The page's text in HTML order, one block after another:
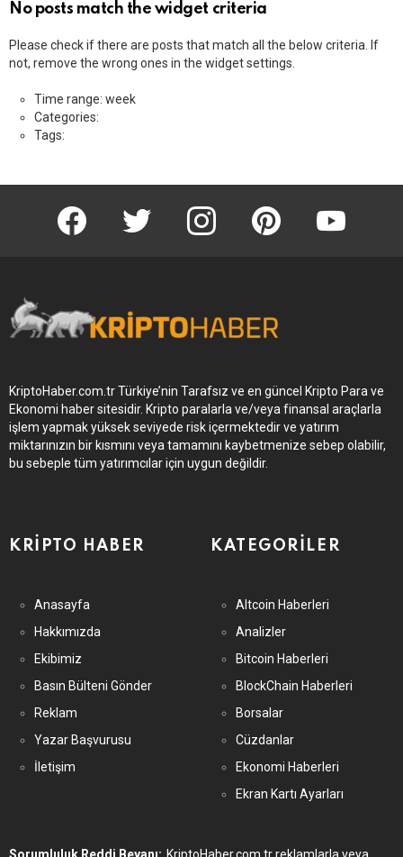
No posts match the widget criteria
Please check if there are posts that match all the below criteria. If
not, remove the wrong ones in the widget settings.
Time range: week
Categories:
Tags:
KriptoHaber Facebook
KriptoHaber TwitterKriptoHaber Instagram
pinterest KriptoHaber
KriptoHaber.com.tr Türkiye’nin Tarafsız ve en güncel Kripto Para ve
Ekonomi haber sitesidir. Kripto paralarla ve/veya finansal araçlarla
işlem yapmak yüksek seviyede risk içermektedir ve yatırım
miktarınızın bir kısmını veya tamamını kaybetmenize sebep olabilir,
bu sebeple tüm yatırımcılar için uygun değildir.
KRIPTO HABER
Anasayfa
Hakkımızda
Ekibimiz
Basın Bülteni Gönder
Reklam
Yazar Başvurusu
İletişim
KATEGORILER
Altcoin Haberleri
Analizler
Bitcoin Haberleri
BlockChain Haberleri
Borsalar
Cüzdanlar
Ekonomi Haberleri
Ekran Kartı Ayarları